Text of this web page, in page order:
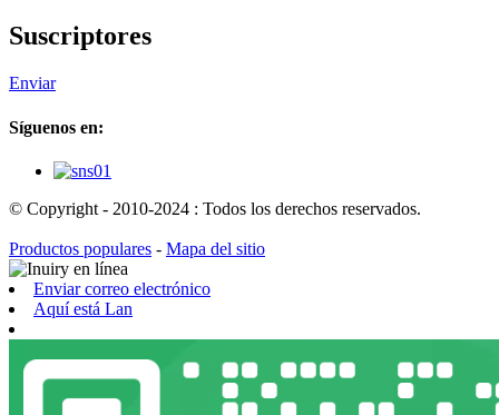
Suscriptores
Enviar
Síguenos en:
© Copyright - 2010-2024 : Todos los derechos reservados.
Productos populares - Mapa del sitio
Enviar correo electrónico
Aquí está Lan